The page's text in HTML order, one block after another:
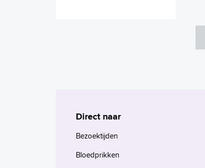
Direct naar
Bezoektijden
Bloedprikken